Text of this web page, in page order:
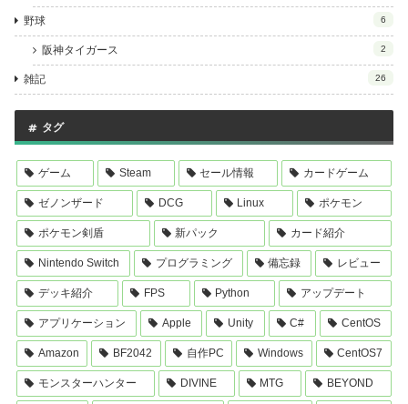
野球 6
阪神タイガース 2
雑記 26
タグ
ゲーム Steam セール情報 カードゲーム
ゼノンザード DCG Linux ポケモン
ポケモン剣盾 新パック カード紹介
Nintendo Switch プログラミング 備忘録 レビュー
デッキ紹介 FPS Python アップデート
アプリケーション Apple Unity C# CentOS
Amazon BF2042 自作PC Windows CentOS7
モンスターハンター DIVINE MTG BEYOND